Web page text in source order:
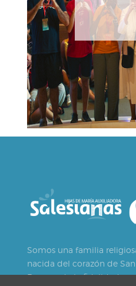
Somos una familia
nacida del corazón de
Bosco y de la fidelidad